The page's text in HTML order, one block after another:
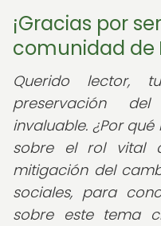
¡Gracias por
comunidad de
Querido lector,
preservación
invaluable. ¿Por
sobre el rol vital
mitigación del
sociales, para
sobre este tema